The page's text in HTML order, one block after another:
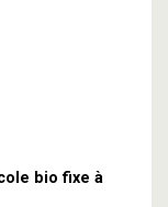
bio fixe à